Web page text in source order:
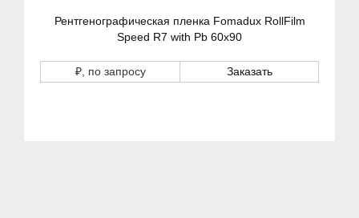
Рентгенографическая пленка Fomadux RollFilm
Speed R7 with Pb 60х90
₽, по запросу Заказать